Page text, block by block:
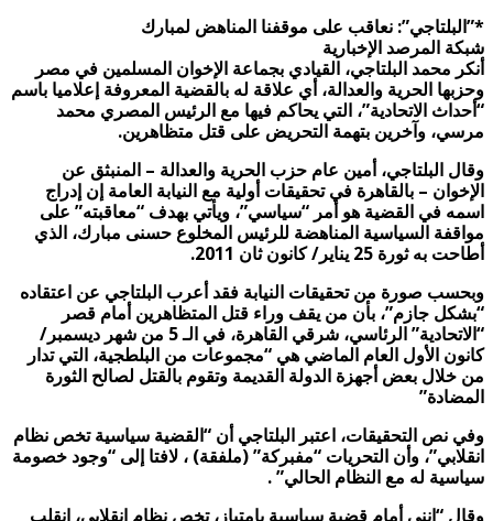
*”البلتاجي”: نعاقب على موقفنا المناهض لمبارك
شبكة المرصد الإخبارية
أنكر محمد البلتاجي، القيادي بجماعة الإخوان المسلمين في مصر
وحزبها الحرية والعدالة، أي علاقة له بالقضية المعروفة إعلاميا باسم
“أحداث الاتحادية”، التي يحاكم فيها مع الرئيس المصري محمد
مرسي، وآخرين بتهمة التحريض على قتل متظاهرين.
وقال البلتاجي، أمين عام حزب الحرية والعدالة – المنبثق عن
الإخوان – بالقاهرة في تحقيقات أولية مع النيابة العامة إن إدراج
اسمه في القضية هو أمر “سياسي”، ويأتي بهدف “معاقبته” على
مواقفة السياسية المناهضة للرئيس المخلوع حسنى مبارك، الذي
أطاحت به ثورة 25 يناير/ كانون ثان 2011.
وبحسب صورة من تحقيقات النيابة فقد أعرب البلتاجي عن اعتقاده
“بشكل جازم”، بأن من يقف وراء قتل المتظاهرين أمام قصر
“الاتحادية” الرئاسي، شرقي القاهرة، في الـ 5 من شهر ديسمبر/
كانون الأول العام الماضي هي “مجموعات من البلطجية، التي تدار
من خلال بعض أجهزة الدولة القديمة وتقوم بالقتل لصالح الثورة
المضادة”
وفي نص التحقيقات، اعتبر البلتاجي أن “القضية سياسية تخص نظام
انقلابي”، وأن التحريات “مفبركة” (ملفقة) ، لافتا إلى “وجود خصومة
سياسية له مع النظام الحالي” .
وقال “إنني أمام قضية سياسية بامتياز، تخص نظام انقلابي، انقلب